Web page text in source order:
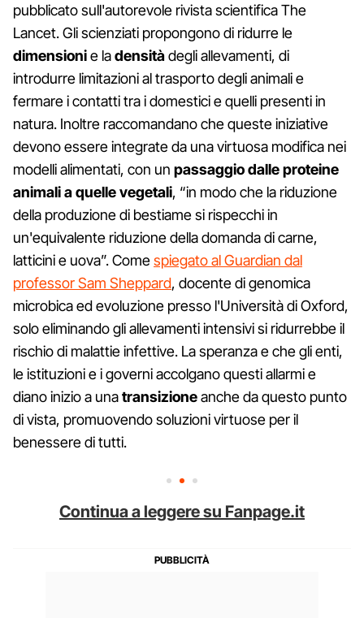
pubblicato sull'autorevole rivista scientifica The
Lancet. Gli scienziati propongono di ridurre le
dimensionie ladensitàdegli allevamenti, di
introdurre limitazioni al trasporto degli animali e
fermare i contatti tra i domestici e quelli presenti in
natura. Inoltre raccomandano che queste iniziative
devono essere integrate da una virtuosa modifica nei
modelli alimentati, con un passaggio dalle proteine
animali a quelle vegetali, “in modo che la riduzione
della produzione di bestiame si rispecchi in
un'equivalente riduzione della domanda di carne,
latticini e uova”. Comespiegato al Guardian dal
professor Sam Sheppard, docente di genomica
microbica ed evoluzione presso l'Università di Oxford,
solo eliminando gli allevamenti intensivi si ridurrebbe il
rischio di malattie infettive. La speranza e che gli enti,
le istituzioni e i governi accolgano questi allarmi e
diano inizio a unatransizioneanche da questo punto
di vista, promuovendo soluzioni virtuose per il
benessere di tutti.
Continua a leggere su Fanpage.it